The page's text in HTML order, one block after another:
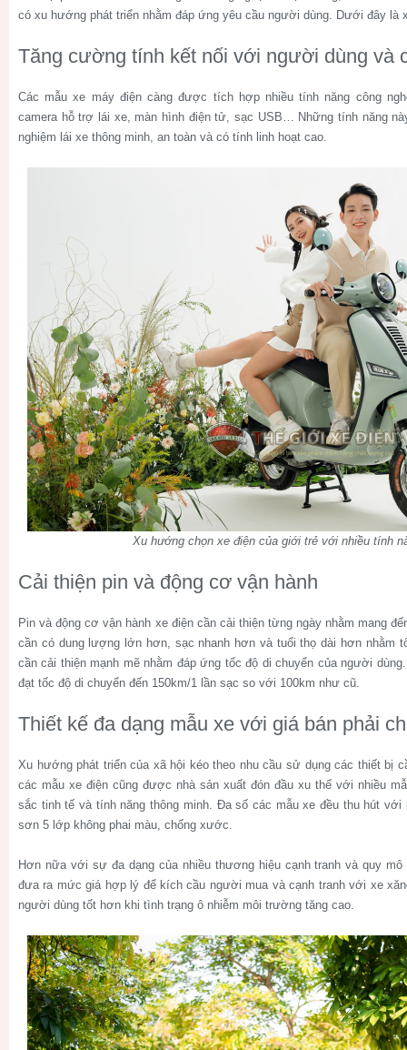
có xu hướng phát triển nhằm đáp ứng yêu cầu người dùng. Dưới đây là
Tăng cường tính kết nối với người dùng và
Các mẫu xe máy điện càng được tích hợp nhiều tính năng công
camera hỗ trợ lái xe, màn hình điện tử, sạc USB… Những tính năng
nghiệm lái xe thông minh, an toàn và có tính linh hoạt cao.
Xu hướng chọn xe điện của giới trẻ với nhiều tính
Cải thiện pin và động cơ vận hành
Pin và động cơ vận hành xe điện cần cải thiện từng ngày nhằm mang
cần có dung lượng lớn hơn, sạc nhanh hơn và tuổi thọ dài hơn nhằm
cần cải thiện mạnh mẽ nhằm đáp ứng tốc độ di chuyển của người
đạt tốc độ di chuyển đến 150km/1 lần sạc so với 100km như cũ.
Thiết kế đa dạng mẫu xe với giá bán phải
Xu hướng phát triển của xã hội kéo theo nhu cầu sử dụng các thiết bị
các mẫu xe điện cũng được nhà sản xuất đón đầu xu thế với nhiều
sắc tinh tế và tính năng thông minh. Đa số các mẫu xe đều thu hút
sơn 5 lớp không phai màu, chống xước.
Hơn nữa với sự đa dạng của nhiều thương hiệu cạnh tranh và quy
đưa ra mức giá hợp lý để kích cầu người mua và cạnh tranh với xe
người dùng tốt hơn khi tình trạng ô nhiễm môi trường tăng cao.